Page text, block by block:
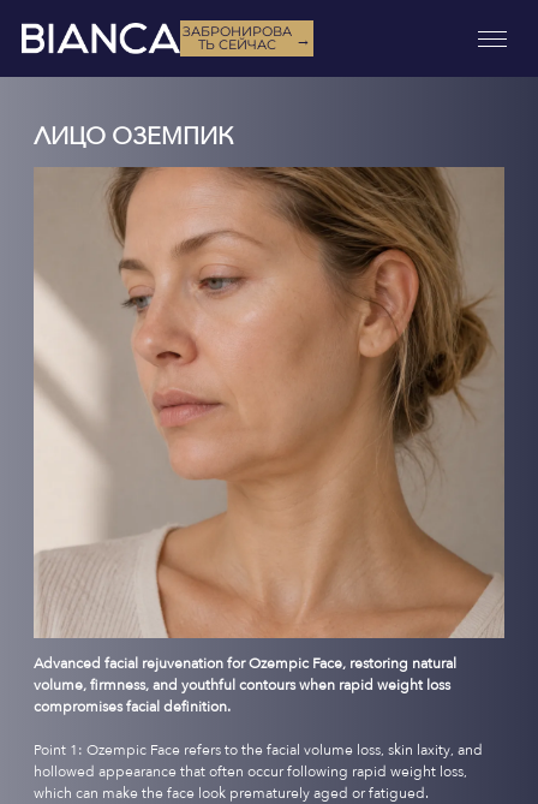
ЗАБРОНИРОВА
ТЬ СЕЙЧАС →
ЛИЦО ОЗЕМПИК
Advanced facial rejuvenation for Ozempic Face, restoring natural
volume, firmness, and youthful contours when rapid weight loss
compromises facial definition.
Point 1: Ozempic Face refers to the facial volume loss, skin laxity, and
hollowed appearance that often occur following rapid weight loss,
which can make the face look prematurely aged or fatigued.